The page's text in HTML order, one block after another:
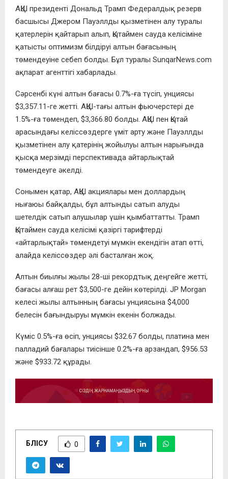
АҚШ президенті Дональд Трамп Федералдық резерв
басшысы Джером Пауэллды қызметінен алу туралы
қатерлерін қайтарып алып, Қытаймен сауда келісіміне
қатысты оптимизм білдіруі алтын бағасының
төмендеуіне себеп болды. Бұл туралы SunqarNews.com
ақпарат агенттігі хабарлады.
Сәрсенбі күні алтын бағасы 0.7%-ға түсіп, унциясы
$3,357.11-ге жетті. АҚШ-тағы алтын фьючерстері де
1.5%-ға төмендеп, $3,366.80 болды. АҚШ пен Қытай
арасындағы келіссөздерге үміт арту және Пауэллды
қызметінен алу қатерінің жойылуы алтын нарығында
қысқа мерзімді перспективада айтарлықтай
төмендеуге әкелді.
Сонымен қатар, АҚШ акциялары мен доллардың
нығаюы байқалды, бұл алтынды сатып алуды
шетелдік сатып алушылар үшін қымбаттатты. Трамп
Қытаймен сауда келісімі қазіргі тарифтерді
«айтарлықтай» төмендетуі мүмкін екендігін атап өтті,
алайда келіссөздер әлі басталған жоқ.
Алтын биылғы жылы 28-ші рекордтық деңгейге жетті,
бағасы алғаш рет $3,500-ге дейін көтерілді. JP Morgan
келесі жылы алтынның бағасы унциясына $4,000
белесін бағындыруы мүмкін екенін болжады.
Күміс 0.5%-ға өсіп, унциясы $32.67 болды, платина мен
палладий бағалары тиісінше 0.2%-ға арзандап, $956.53
және $933.72 құрады.
БӨЛІСУ 0